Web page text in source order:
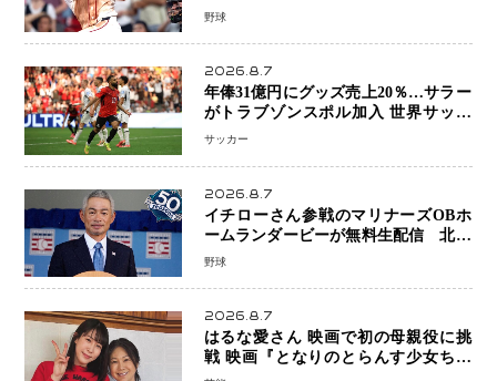
ち 吉田正尚選手も2安打1打点で貢献 4
野球
2026.8.7
年俸31億円にグッズ売上20％…サラー
がトラブゾンスポル加入 世界サッカ
ーは「五大リーグ一強」から新時代へ
サッカー
2026.8.7
イチローさん参戦のマリナーズOBホ
ームランダービーが無料生配信 北米
ならではの“魅せる興行”に世界が注目
野球
2026.8.7
はるな愛さん 映画で初の母親役に挑
戦 映画『となりのとらんす少女ちゃ
ん』11月7日公開 未来の自分との対話